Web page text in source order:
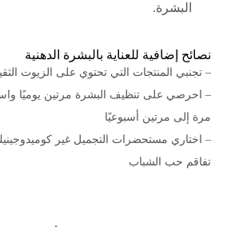
البشرة.
نصائح إضافية للعناية بالبشرة الدهنية
– تجنبي المنتجات التي تحتوي على الزيوت
– احرصي على تنظيف البشرة مرتين يوميًا
مرة إلى مرتين أسبوعيًا
– اختاري مستحضرات التجميل غير
تفاقم حب الشباب